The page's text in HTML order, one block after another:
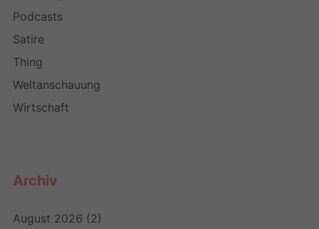
Podcasts
Satire
Thing
Weltanschauung
Wirtschaft
Archiv
August 2026 (2)